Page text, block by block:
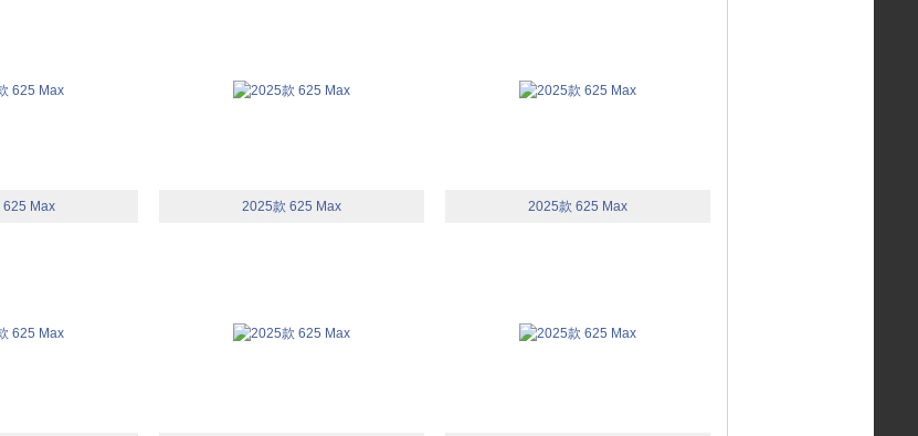
625 Max 2025款 625 Max 2025款 625 Max